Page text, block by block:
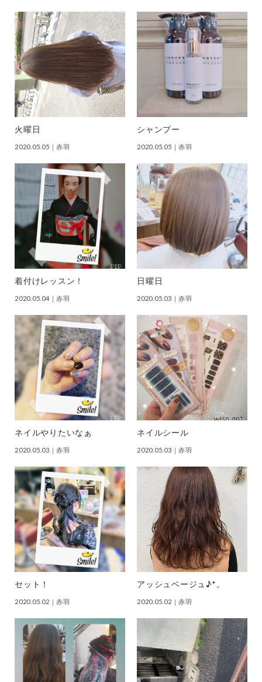
火曜日
2020.05.05 ｜赤羽
シャンプー
2020.05.05 ｜赤羽
着付けレッスン！
2020.05.04 ｜赤羽
日曜日
2020.05.03 ｜赤羽
ネイルやりたいなぁ
2020.05.03 ｜赤羽
ネイルシール
2020.05.03 ｜赤羽
セット！
2020.05.02 ｜赤羽
アッシュベージュ♪*。
2020.05.02 ｜赤羽